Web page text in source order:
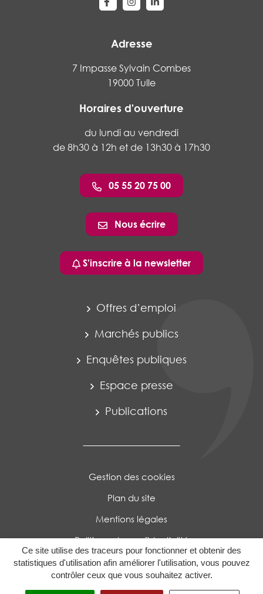
Ce site utilise des traceurs pour fonctionner et obtenir des
statistiques d'utilisation afin améliorer l'utilisation, vous pouvez
contrôler ceux que vous souhaitez activer.
Lien vers le compte Facebook
Lien vers le compte Instagram
Lien vers le compte
Adresse
7 Impasse Sylvain Combes
19000 Tulle
Horaires d'ouverture
du lundi au vendredi
de 8h30 à 12h et de 13h30 à 17h30
05 55 20 75 00
Nous écrire
S'inscrire à la newsletter
Offres d’emploi
Marchés publics
Enquêtes publiques
Espace presse
Publications
Gestion des cookies
Plan du site
Mentions légales
Politique de confidentialité
Accessibilité : Partiellement conforme